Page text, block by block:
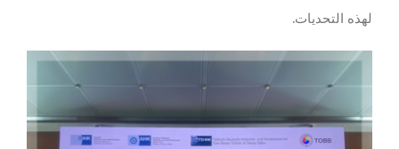
لهذه التحديات.